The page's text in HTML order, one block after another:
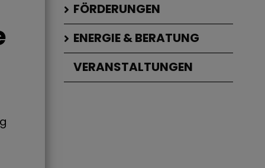
FÖRDERUNGEN
ENERGIE & BERATUNG
VERANSTALTUNGEN